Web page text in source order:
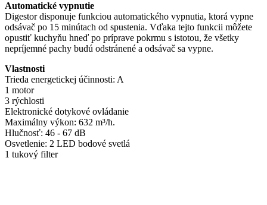
Automatické vypnutie
Digestor disponuje funkciou automatického vypnutia, ktorá vypne
odsávač po 15 minútach od spustenia. Vďaka tejto funkcii môžete
opustiť kuchyňu hneď po príprave pokrmu s istotou, že všetky
nepríjemné pachy budú odstránené a odsávač sa vypne.
Vlastnosti
Trieda energetickej účinnosti: A
1 motor
3 rýchlosti
Elektronické dotykové ovládanie
Maximálny výkon: 632 m³/h.
Hlučnosť: 46 - 67 dB
Osvetlenie: 2 LED bodové svetlá
1 tukový filter